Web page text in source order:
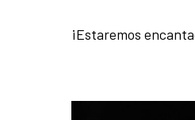
¡Estaremos